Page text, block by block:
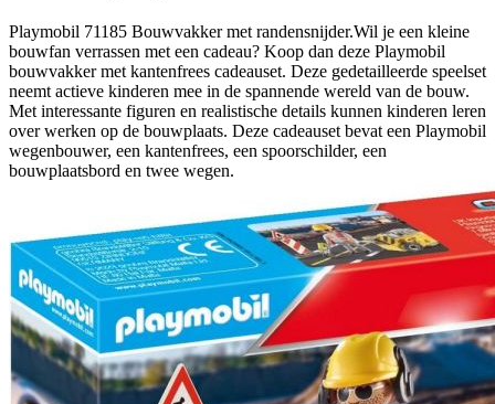
Playmobil 71185 Bouwvakker met randensnijder.Wil je een kleine
bouwfan verrassen met een cadeau? Koop dan deze Playmobil
bouwvakker met kantenfrees cadeauset. Deze gedetailleerde speelset
neemt actieve kinderen mee in de spannende wereld van de bouw. ​​
Met interessante figuren en realistische details kunnen kinderen leren
over werken op de bouwplaats. Deze cadeauset bevat een Playmobil
wegenbouwer, een kantenfrees, een spoorschilder, een
bouwplaatsbord en twee wegen.